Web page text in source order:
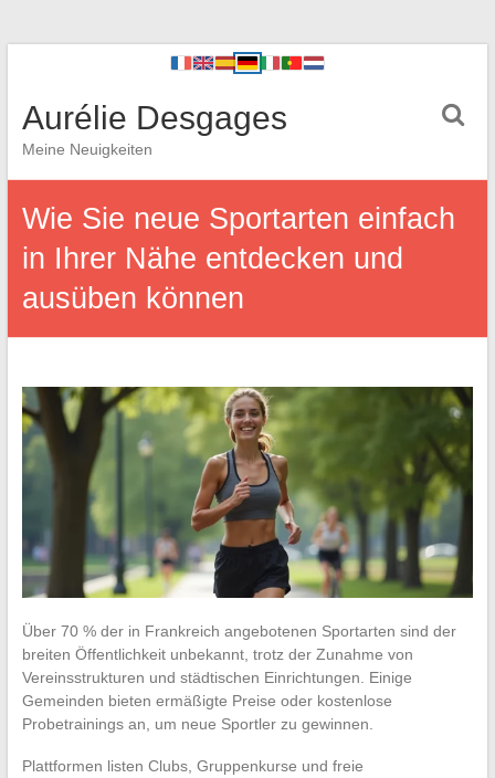
Aurélie Desgages
Meine Neuigkeiten
Wie Sie neue Sportarten einfach
in Ihrer Nähe entdecken und
ausüben können
Über 70 % der in Frankreich angebotenen Sportarten sind der
breiten Öffentlichkeit unbekannt, trotz der Zunahme von
Vereinsstrukturen und städtischen Einrichtungen. Einige
Gemeinden bieten ermäßigte Preise oder kostenlose
Probetrainings an, um neue Sportler zu gewinnen.
Plattformen listen Clubs, Gruppenkurse und freie